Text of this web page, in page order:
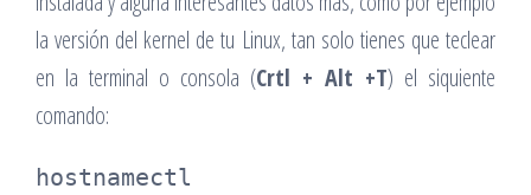
la versión del kernel de tu Linux, tan solo tienes que teclear
en la terminal o consola (Crtl + Alt +T) el siquiente
comando:
hostnamectl